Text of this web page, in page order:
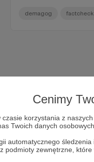
Cenimy
korzystania z
Twoich danych osobowych.
automatycznego
zewnętrzne,
spadał. Pojawiają się
tego, kto wywołał
czytania i słuchania!
demagog factcheck